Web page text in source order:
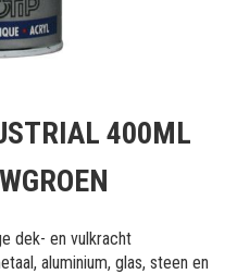
400ML
dek- en vulkracht
aluminium, glas, steen en